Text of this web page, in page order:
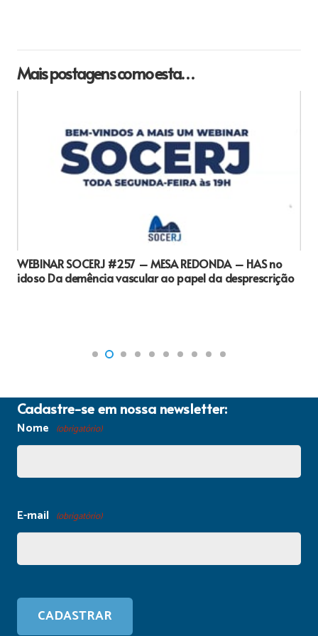
Mais postagens como esta…
WEBINAR SOCERJ #257 – MESA REDONDA – HAS no
idoso Da demência vascular ao papel da desprescrição
Cadastre-se em nossa newsletter:
Nome (obrigatório)
E-mail (obrigatório)